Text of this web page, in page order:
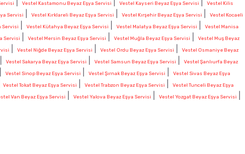
Vestel Kastamonu Beyaz Eşya Servisi Vestel Kayseri Beyaz Eşya Servisi
Vestel Kilis
Servisi Vestel Kırklareli Beyaz Eşya Servisi Vestel Kırşehir Beyaz Eşya Servisi
Vestel Kocaeli
Servisi Vestel Kütahya Beyaz Eşya Servisi Vestel Malatya Beyaz Eşya Servisi
Vestel Manisa
Servisi Vestel Mersin Beyaz Eşya Servisi Vestel Muğla Beyaz Eşya Servisi
Vestel Muş Beyaz
Vestel Niğde Beyaz Eşya Servisi Vestel Ordu Beyaz Eşya Servisi
Vestel Osmaniye Beyaz
Vestel Sakarya Beyaz Eşya Servisi Vestel Samsun Beyaz Eşya Servisi
Vestel Şanlıurfa Beyaz
Vestel Sinop Beyaz Eşya Servisi Vestel Şırnak Beyaz Eşya Servisi
Vestel Sivas Beyaz Eşya
Vestel Tokat Beyaz Eşya Servisi Vestel Trabzon Beyaz Eşya Servisi
Vestel Tunceli Beyaz Eşya
Van Beyaz Eşya Servisi Vestel Yalova Beyaz Eşya Servisi Vestel Yozgat Beyaz Eşya Servisi